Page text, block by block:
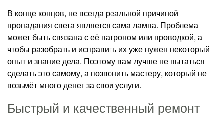
В конце концов, не всегда реальной причиной
пропадания света является сама лампа. Проблема
может быть связана с её патроном или проводкой, а
чтобы разобрать и исправить их уже нужен некоторый
опыт и знание дела. Поэтому вам лучше не пытаться
сделать это самому, а позвонить мастеру, который не
возьмёт много денег за свои услуги.
Быстрый и качественный ремонт